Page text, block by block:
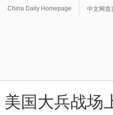
China Daily Homepage 中文网首
美国大兵战场